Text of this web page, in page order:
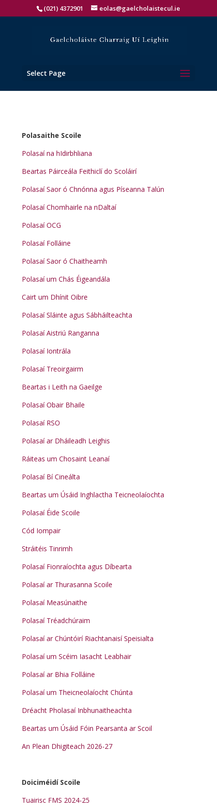
(021) 4372901 eolas@gaelcholaistecul.ie
Select Page
Polasaithe Scoile
Polasaí na hIdirbhliana
Beartas Páirceála Feithiclí do Scoláirí
Polasaí Saor ó Chnónna agus Píseanna Talún
Polasaí Chomhairle na nDaltaí
Polasaí OCG
Polasaí Folláine
Polasaí Saor ó Chaitheamh
Polasaí um Chás Éigeandála
Cairt um Dhínit Oibre
Polasaí Sláinte agus Sábháilteachta
Polasaí Aistriú Ranganna
Polasaí Iontrála
Polasaí Treoirgairm
Beartas i Leith na Gaeilge
Polasaí Obair Bhaile
Polasaí RSO
Polasaí ar Dháileadh Leighis
Ráiteas um Chosaint Leanaí
Polasaí Bí Cineálta
Beartas um Úsáid Inghlactha Teicneolaíochta
Polasaí Éide Scoile
Cód Iompair
Stráitéis Tinrimh
Polasaí Fionraíochta agus Díbearta
Polasaí ar Thurasanna Scoile
Polasaí Measúnaithe
Polasaí Tréadchúraim
Polasaí ar Chúntóirí Riachtanaisí Speisialta
Polasaí um Scéim Iasacht Leabhair
Polasaí ar Bhia Folláine
Polasaí um Theicneolaíocht Chúnta
Dréacht Pholasaí Inbhunaitheachta
Beartas um Úsáid Fóin Pearsanta ar Scoil
An Plean Dhigiteach 2026-27
Doiciméidí Scoile
Tuairisc FMS 2024-25